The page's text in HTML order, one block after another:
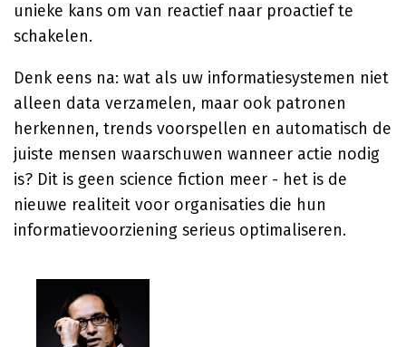
unieke kans om van reactief naar proactief te
schakelen.
Denk eens na: wat als uw informatiesystemen niet
alleen data verzamelen, maar ook patronen
herkennen, trends voorspellen en automatisch de
juiste mensen waarschuwen wanneer actie nodig
is? Dit is geen science fiction meer - het is de
nieuwe realiteit voor organisaties die hun
informatievoorziening serieus optimaliseren.